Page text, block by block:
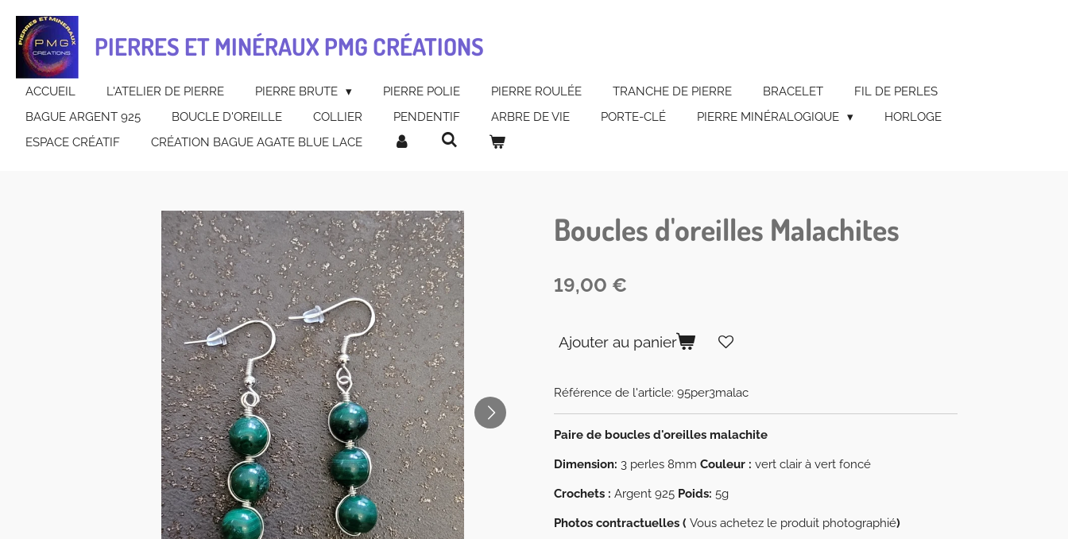
Passer
au
contenu
principal
PIERRES ET MINÉRAUX PMG CRÉATIONS
ACCUEIL L'ATELIER DE PIERRE PIERRE BRUTE PIERRE POLIE PIERRE ROULÉE TRANCHE DE PIERRE BRACELET
FIL DE PERLES
BAGUE ARGENT 925
BOUCLE D'OREILLE COLLIER PENDENTIF ARBRE DE VIE PORTE-CLÉ PIERRE MINÉRALOGIQUE
HORLOGE
ESPACE CRÉATIF
CRÉATION BAGUE AGATE BLUE LACE
Boucles d'oreilles Malachites
19,00 €
Ajouter au panier
Référence de l'article: 95per3malac
Paire de boucles d'oreilles malachite
Dimension: 3 perles 8mm Couleur : vert clair à vert foncé
Crochets : Argent 925 Poids: 5g
Photos contractuelles ( Vous achetez le produit photographié)